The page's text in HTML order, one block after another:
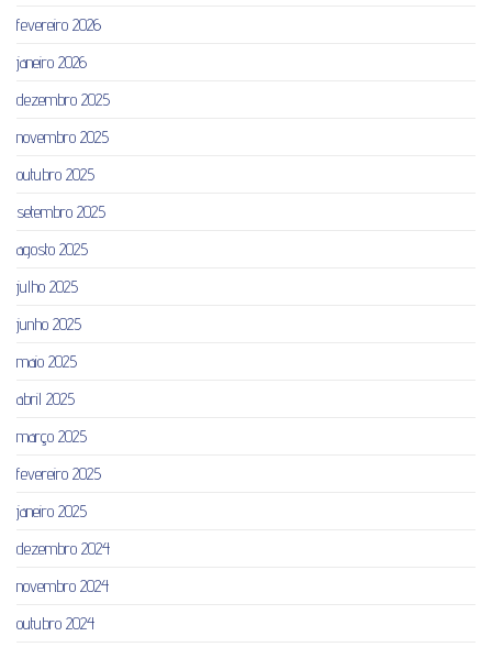
fevereiro 2026
janeiro 2026
dezembro 2025
novembro 2025
outubro 2025
setembro 2025
agosto 2025
julho 2025
junho 2025
maio 2025
abril 2025
março 2025
fevereiro 2025
janeiro 2025
dezembro 2024
novembro 2024
outubro 2024